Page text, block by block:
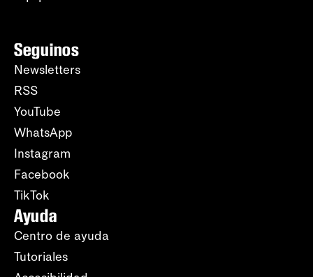
Seguinos
Newsletters
RSS
YouTube
WhatsApp
Instagram
Facebook
TikTok
Ayuda
Centro de ayuda
Tutoriales